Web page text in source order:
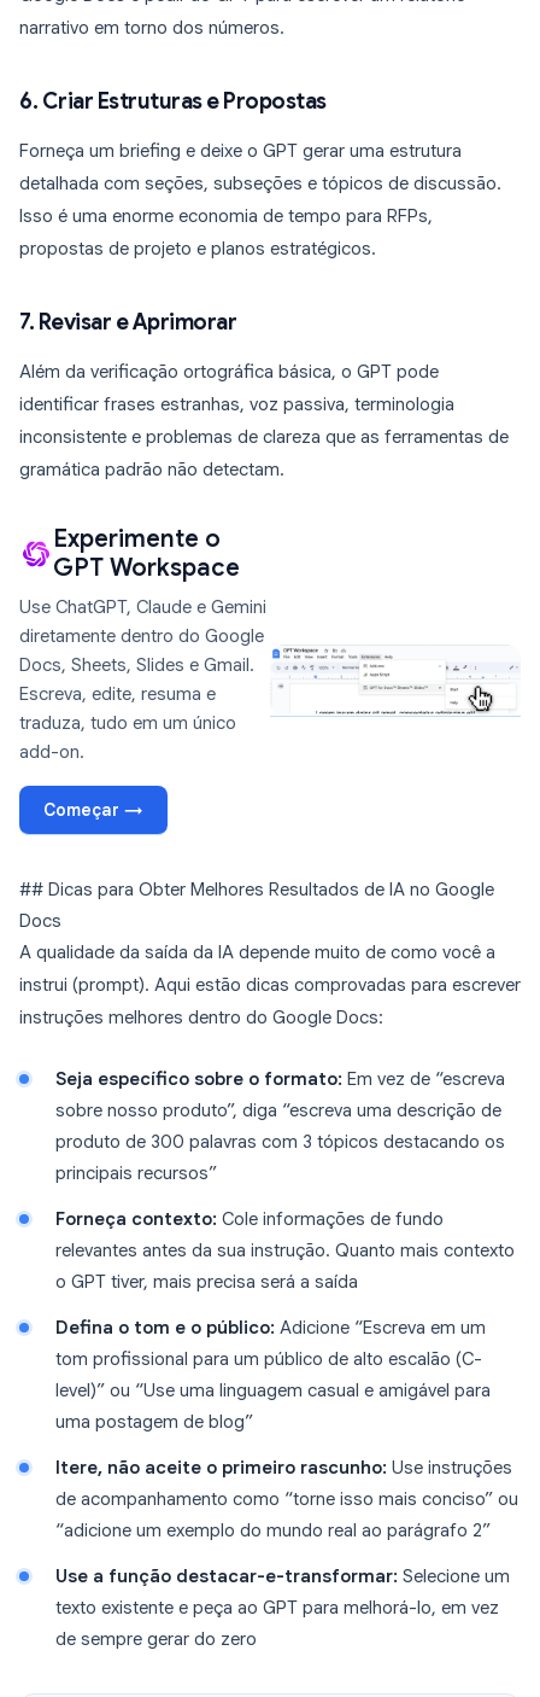
narrativo em torno dos números.
6. Criar Estruturas e Propostas
Forneça um briefing e deixe o GPT gerar uma estrutura
detalhada com seções, subseções e tópicos de discussão.
Isso é uma enorme economia de tempo para RFPs,
propostas de projeto e planos estratégicos.
7. Revisar e Aprimorar
Além da verificação ortográfica básica, o GPT pode
identificar frases estranhas, voz passiva, terminologia
inconsistente e problemas de clareza que as ferramentas de
gramática padrão não detectam.
Experimente o
GPT Workspace
Use ChatGPT, Claude e Gemini
diretamente dentro do Google
Docs, Sheets, Slides e Gmail.
Escreva, edite, resuma e
traduza, tudo em um único
add-on.
Começar →
## Dicas para Obter Melhores Resultados de IA no Google
Docs
A qualidade da saída da IA depende muito de como você a
instrui (prompt). Aqui estão dicas comprovadas para escrever
instruções melhores dentro do Google Docs:
Seja específico sobre o formato: Em vez de “escreva
sobre nosso produto”, diga “escreva uma descrição de
produto de 300 palavras com 3 tópicos destacando os
principais recursos”
Forneça contexto: Cole informações de fundo
relevantes antes da sua instrução. Quanto mais contexto
o GPT tiver, mais precisa será a saída
Defina o tom e o público: Adicione “Escreva em um
tom profissional para um público de alto escalão (C-
level)” ou “Use uma linguagem casual e amigável para
uma postagem de blog”
Itere, não aceite o primeiro rascunho: Use instruções
de acompanhamento como “torne isso mais conciso” ou
“adicione um exemplo do mundo real ao parágrafo 2”
Use a função destacar-e-transformar: Selecione um
texto existente e peça ao GPT para melhorá-lo, em vez
de sempre gerar do zero